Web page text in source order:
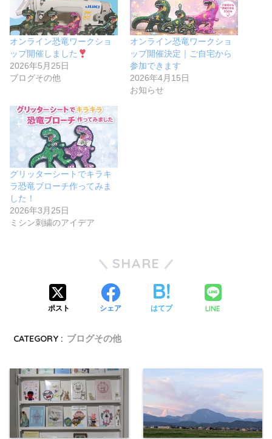
オンライン恐竜ワークショ
ップ開催しました
2026年5月25日
ブログその他
オンライン恐竜ワークショ
ップ開催決定｜ご自宅から
参加できます
2026年4月15日
お知らせ
グリッターシートでキラキ
ラ恐竜ブローチ作ってみま
した！
2026年3月25日
ミシン刺繍のアイデア
SHARE
ポスト シェア はてブ LINE
CATEGORY : ブログその他